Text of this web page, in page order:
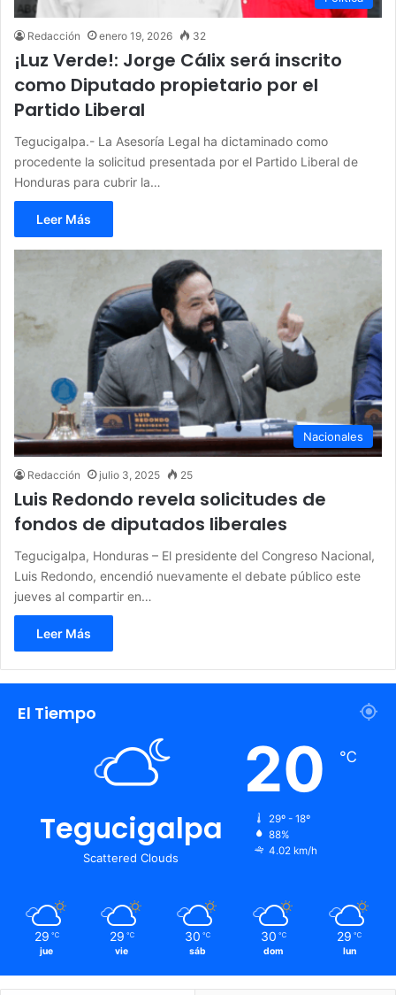
Redacción enero 19, 2026 32
¡Luz Verde!: Jorge Cálix será inscrito
como Diputado propietario por el
Partido Liberal
Tegucigalpa.- La Asesoría Legal ha dictaminado como
procedente la solicitud presentada por el Partido Liberal de
Honduras para cubrir la…
Leer Más
Nacionales
Redacción julio 3, 2025 25
Luis Redondo revela solicitudes de
fondos de diputados liberales
Tegucigalpa, Honduras – El presidente del Congreso Nacional,
Luis Redondo, encendió nuevamente el debate público este
jueves al compartir en…
Leer Más
El Tiempo
Tegucigalpa
Scattered Clouds
20 ℃
29º - 18º
88%
4.02 km/h
29 ℃
jue
29 ℃
vie
30 ℃
sáb
30 ℃
dom
29 ℃
lun